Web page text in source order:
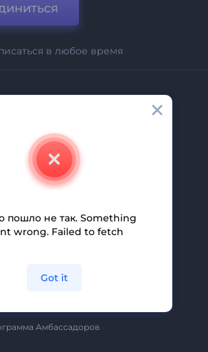
в любое время
С Нами
И Поддержка
Программа
Конфиденциальности
Амбассадоров
пошло не так. Something
wrong. Failed to fetch
Got it